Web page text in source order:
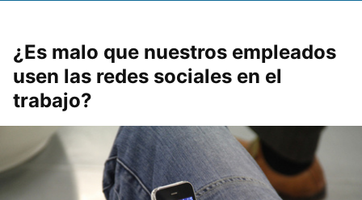
¿Es malo que nuestros empleados
usen las redes sociales en el
trabajo?